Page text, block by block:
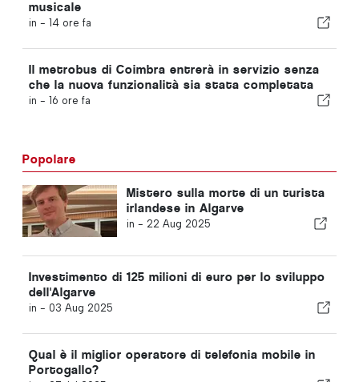
musicale
in - 14 ore fa
Il metrobus di Coimbra entrerà in servizio senza
che la nuova funzionalità sia stata completata
in - 16 ore fa
Popolare
Mistero sulla morte di un turista
irlandese in Algarve
in - 22 Aug 2025
Investimento di 125 milioni di euro per lo sviluppo
dell'Algarve
in - 03 Aug 2025
Qual è il miglior operatore di telefonia mobile in
Portogallo?